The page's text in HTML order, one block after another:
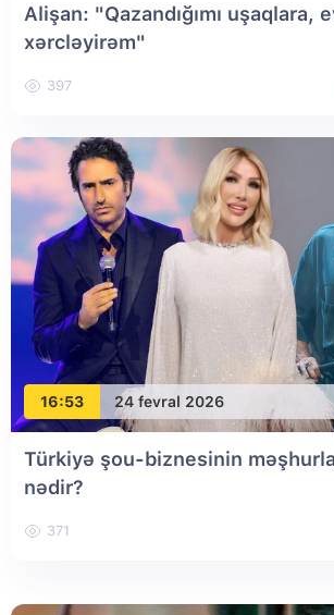
Alişan: "Qazandığımı uşaqlara,
xərcləyirəm"
397
16:53 24 fevral 2026
Türkiyə şou-biznesinin
nədir?
371